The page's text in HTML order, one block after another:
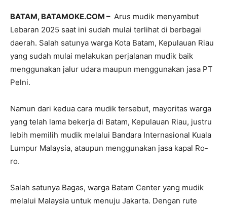
BATAM, BATAMOKE.COM – Arus mudik menyambut
Lebaran 2025 saat ini sudah mulai terlihat di berbagai
daerah. Salah satunya warga Kota Batam, Kepulauan Riau
yang sudah mulai melakukan perjalanan mudik baik
menggunakan jalur udara maupun menggunakan jasa PT
Pelni.
Namun dari kedua cara mudik tersebut, mayoritas warga
yang telah lama bekerja di Batam, Kepulauan Riau, justru
lebih memilih mudik melalui Bandara Internasional Kuala
Lumpur Malaysia, ataupun menggunakan jasa kapal Ro-
ro.
Salah satunya Bagas, warga Batam Center yang mudik
melalui Malaysia untuk menuju Jakarta. Dengan rute